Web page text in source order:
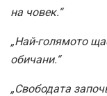
на човек.“
„Най-голямото
обичани.“
„Свободата